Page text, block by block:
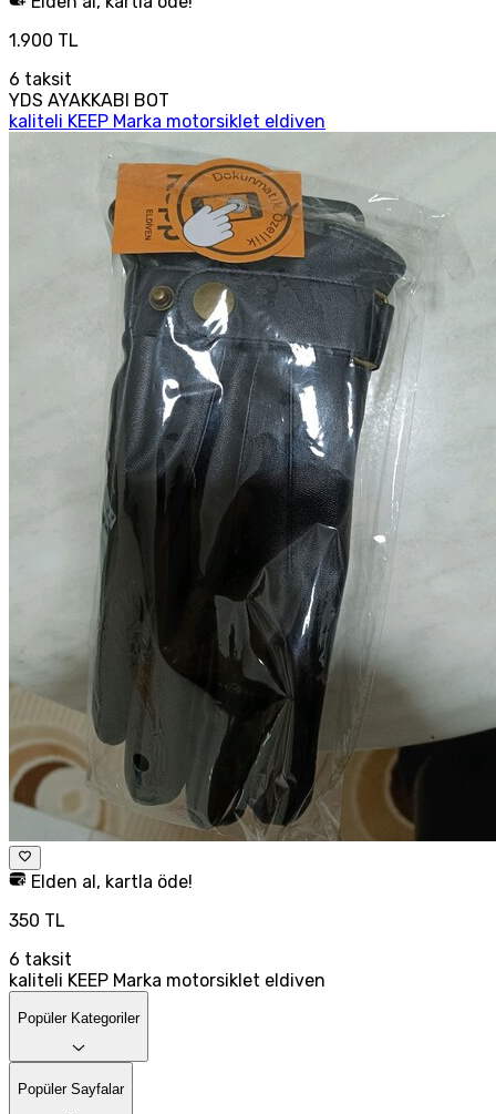
1.900 TL
6 taksit
YDS AYAKKABI BOT
kaliteli KEEP Marka motorsiklet eldiven
Elden al, kartla öde!
350 TL
6 taksit
kaliteli KEEP Marka motorsiklet eldiven
Popüler Kategoriler
Popüler Sayfalar